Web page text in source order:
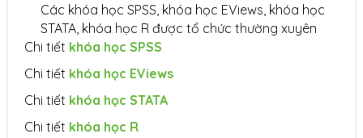
Các khóa học SPSS, khóa học EViews, khóa học
STATA, khóa học R được tổ chức thường xuyên
Chi tiết khóa học SPSS
Chi tiết khóa học EViews
Chi tiết khóa học STATA
Chi tiết khóa học R